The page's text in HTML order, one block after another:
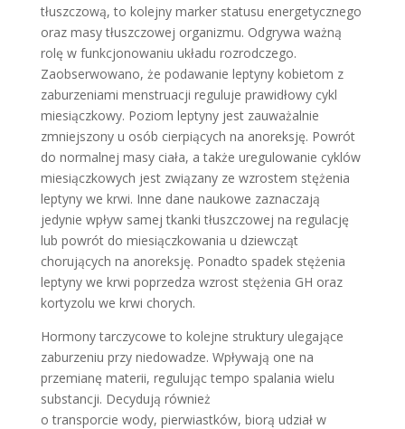
tłuszczową, to kolejny marker statusu energetycznego
oraz masy tłuszczowej organizmu. Odgrywa ważną
rolę w funkcjonowaniu układu rozrodczego.
Zaobserwowano, że podawanie leptyny kobietom z
zaburzeniami menstruacji reguluje prawidłowy cykl
miesiączkowy. Poziom leptyny jest zauważalnie
zmniejszony u osób cierpiących na anoreksję. Powrót
do normalnej masy ciała, a także uregulowanie cyklów
miesiączkowych jest związany ze wzrostem stężenia
leptyny we krwi. Inne dane naukowe zaznaczają
jedynie wpływ samej tkanki tłuszczowej na regulację
lub powrót do miesiączkowania u dziewcząt
chorujących na anoreksję. Ponadto spadek stężenia
leptyny we krwi poprzedza wzrost stężenia GH oraz
kortyzolu we krwi chorych.
Hormony tarczycowe to kolejne struktury ulegające
zaburzeniu przy niedowadze. Wpływają one na
przemianę materii, regulując tempo spalania wielu
substancji. Decydują również
o transporcie wody, pierwiastków, biorą udział w